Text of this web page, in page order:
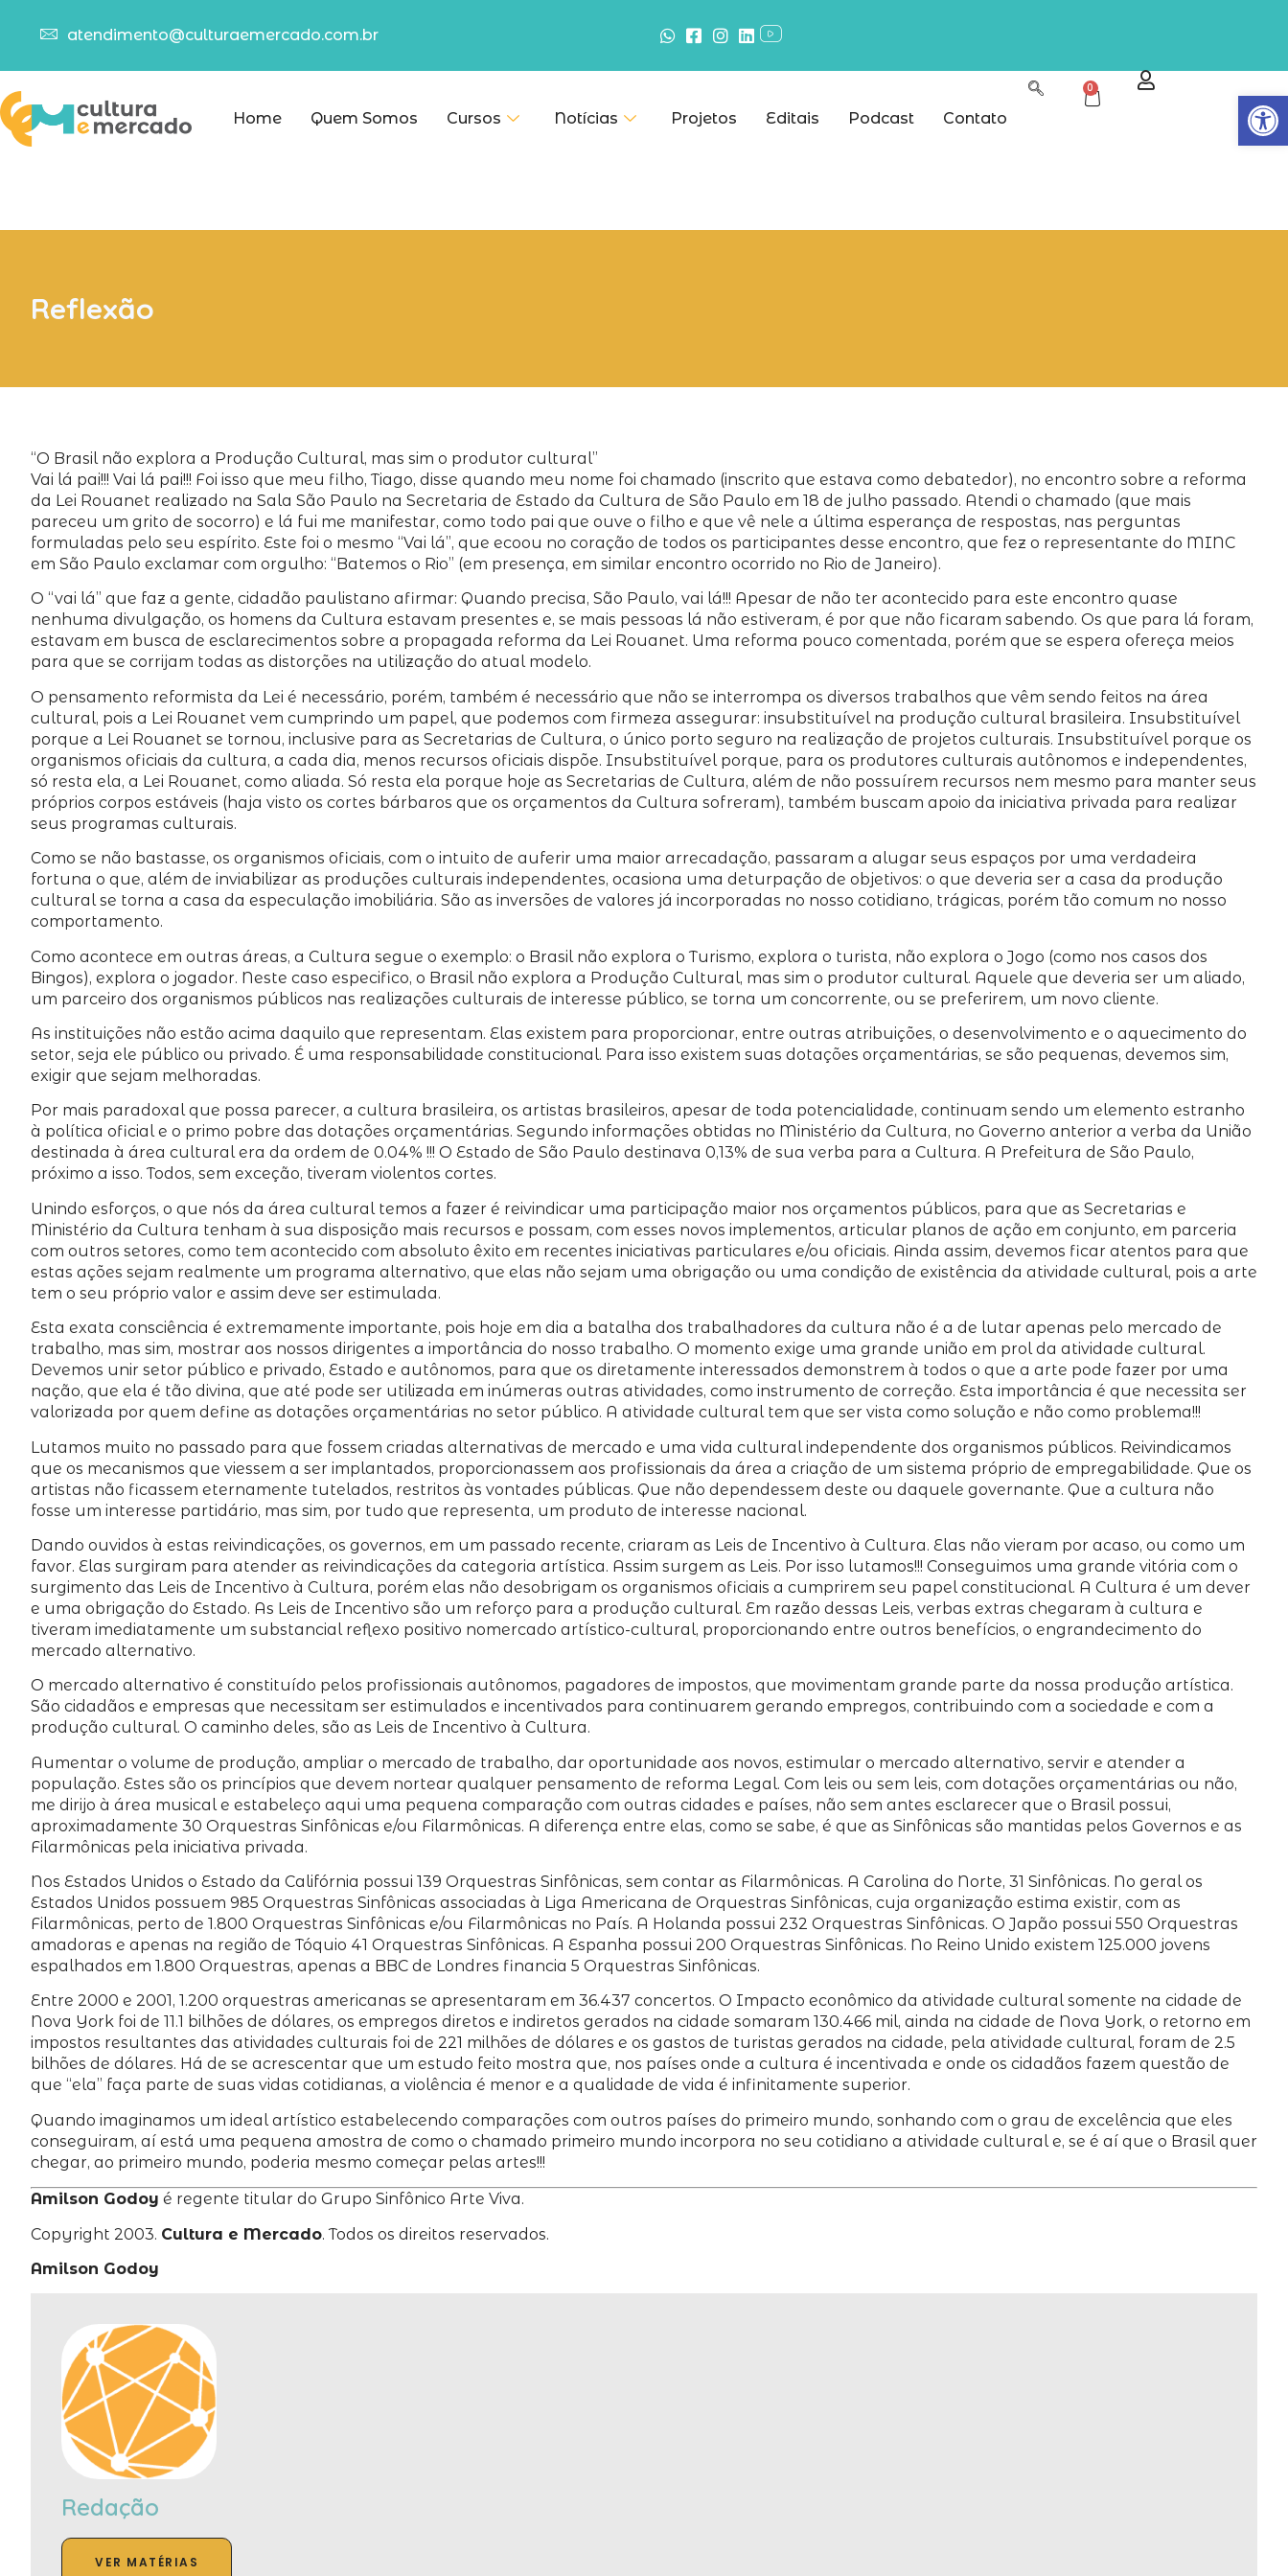
Abrir
atendimento@culturaemercado.com.br
Home Quem Somos Cursos Notícias Projetos Editais Podcast Contato
0
Reflexão
“O Brasil não explora a Produção Cultural, mas sim o produtor cultural”
Vai lá pai!!! Vai lá pai!!! Foi isso que meu filho, Tiago, disse quando meu nome foi chamado (inscrito que estava como debatedor), no encontro sobre a reforma
da Lei Rouanet realizado na Sala São Paulo na Secretaria de Estado da Cultura de São Paulo em 18 de julho passado. Atendi o chamado (que mais
pareceu um grito de socorro) e lá fui me manifestar, como todo pai que ouve o filho e que vê nele a última esperança de respostas, nas perguntas
formuladas pelo seu espírito. Este foi o mesmo “Vai lá”, que ecoou no coração de todos os participantes desse encontro, que fez o representante do MINC
em São Paulo exclamar com orgulho: “Batemos o Rio” (em presença, em similar encontro ocorrido no Rio de Janeiro).
O “vai lá” que faz a gente, cidadão paulistano afirmar: Quando precisa, São Paulo, vai lá!!! Apesar de não ter acontecido para este encontro quase
nenhuma divulgação, os homens da Cultura estavam presentes e, se mais pessoas lá não estiveram, é por que não ficaram sabendo. Os que para lá foram,
estavam em busca de esclarecimentos sobre a propagada reforma da Lei Rouanet. Uma reforma pouco comentada, porém que se espera ofereça meios
para que se corrijam todas as distorções na utilização do atual modelo.
O pensamento reformista da Lei é necessário, porém, também é necessário que não se interrompa os diversos trabalhos que vêm sendo feitos na área
cultural, pois a Lei Rouanet vem cumprindo um papel, que podemos com firmeza assegurar: insubstituível na produção cultural brasileira. Insubstituível
porque a Lei Rouanet se tornou, inclusive para as Secretarias de Cultura, o único porto seguro na realização de projetos culturais. Insubstituível porque os
organismos oficiais da cultura, a cada dia, menos recursos oficiais dispõe. Insubstituível porque, para os produtores culturais autônomos e independentes,
só resta ela, a Lei Rouanet, como aliada. Só resta ela porque hoje as Secretarias de Cultura, além de não possuírem recursos nem mesmo para manter seus
próprios corpos estáveis (haja visto os cortes bárbaros que os orçamentos da Cultura sofreram), também buscam apoio da iniciativa privada para realizar
seus programas culturais.
Como se não bastasse, os organismos oficiais, com o intuito de auferir uma maior arrecadação, passaram a alugar seus espaços por uma verdadeira
fortuna o que, além de inviabilizar as produções culturais independentes, ocasiona uma deturpação de objetivos: o que deveria ser a casa da produção
cultural se torna a casa da especulação imobiliária. São as inversões de valores já incorporadas no nosso cotidiano, trágicas, porém tão comum no nosso
comportamento.
Como acontece em outras áreas, a Cultura segue o exemplo: o Brasil não explora o Turismo, explora o turista, não explora o Jogo (como nos casos dos
Bingos), explora o jogador. Neste caso especifico, o Brasil não explora a Produção Cultural, mas sim o produtor cultural. Aquele que deveria ser um aliado,
um parceiro dos organismos públicos nas realizações culturais de interesse público, se torna um concorrente, ou se preferirem, um novo cliente.
As instituições não estão acima daquilo que representam. Elas existem para proporcionar, entre outras atribuições, o desenvolvimento e o aquecimento do
setor, seja ele público ou privado. É uma responsabilidade constitucional. Para isso existem suas dotações orçamentárias, se são pequenas, devemos sim,
exigir que sejam melhoradas.
Por mais paradoxal que possa parecer, a cultura brasileira, os artistas brasileiros, apesar de toda potencialidade, continuam sendo um elemento estranho
à política oficial e o primo pobre das dotações orçamentárias. Segundo informações obtidas no Ministério da Cultura, no Governo anterior a verba da União
destinada à área cultural era da ordem de 0.04% !!! O Estado de São Paulo destinava 0,13% de sua verba para a Cultura. A Prefeitura de São Paulo,
próximo a isso. Todos, sem exceção, tiveram violentos cortes.
Unindo esforços, o que nós da área cultural temos a fazer é reivindicar uma participação maior nos orçamentos públicos, para que as Secretarias e
Ministério da Cultura tenham à sua disposição mais recursos e possam, com esses novos implementos, articular planos de ação em conjunto, em parceria
com outros setores, como tem acontecido com absoluto êxito em recentes iniciativas particulares e/ou oficiais. Ainda assim, devemos ficar atentos para que
estas ações sejam realmente um programa alternativo, que elas não sejam uma obrigação ou uma condição de existência da atividade cultural, pois a arte
tem o seu próprio valor e assim deve ser estimulada.
Esta exata consciência é extremamente importante, pois hoje em dia a batalha dos trabalhadores da cultura não é a de lutar apenas pelo mercado de
trabalho, mas sim, mostrar aos nossos dirigentes a importância do nosso trabalho. O momento exige uma grande união em prol da atividade cultural.
Devemos unir setor público e privado, Estado e autônomos, para que os diretamente interessados demonstrem à todos o que a arte pode fazer por uma
nação, que ela é tão divina, que até pode ser utilizada em inúmeras outras atividades, como instrumento de correção. Esta importância é que necessita ser
valorizada por quem define as dotações orçamentárias no setor público. A atividade cultural tem que ser vista como solução e não como problema!!!
Lutamos muito no passado para que fossem criadas alternativas de mercado e uma vida cultural independente dos organismos públicos. Reivindicamos
que os mecanismos que viessem a ser implantados, proporcionassem aos profissionais da área a criação de um sistema próprio de empregabilidade. Que os
artistas não ficassem eternamente tutelados, restritos às vontades públicas. Que não dependessem deste ou daquele governante. Que a cultura não
fosse um interesse partidário, mas sim, por tudo que representa, um produto de interesse nacional.
Dando ouvidos à estas reivindicações, os governos, em um passado recente, criaram as Leis de Incentivo à Cultura. Elas não vieram por acaso, ou como um
favor. Elas surgiram para atender as reivindicações da categoria artística. Assim surgem as Leis. Por isso lutamos!!! Conseguimos uma grande vitória com o
surgimento das Leis de Incentivo à Cultura, porém elas não desobrigam os organismos oficiais a cumprirem seu papel constitucional. A Cultura é um dever
e uma obrigação do Estado. As Leis de Incentivo são um reforço para a produção cultural. Em razão dessas Leis, verbas extras chegaram à cultura e
tiveram imediatamente um substancial reflexo positivo nomercado artístico-cultural, proporcionando entre outros benefícios, o engrandecimento do
mercado alternativo.
O mercado alternativo é constituído pelos profissionais autônomos, pagadores de impostos, que movimentam grande parte da nossa produção artística.
São cidadãos e empresas que necessitam ser estimulados e incentivados para continuarem gerando empregos, contribuindo com a sociedade e com a
produção cultural. O caminho deles, são as Leis de Incentivo à Cultura.
Aumentar o volume de produção, ampliar o mercado de trabalho, dar oportunidade aos novos, estimular o mercado alternativo, servir e atender a
população. Estes são os princípios que devem nortear qualquer pensamento de reforma Legal. Com leis ou sem leis, com dotações orçamentárias ou não,
me dirijo à área musical e estabeleço aqui uma pequena comparação com outras cidades e países, não sem antes esclarecer que o Brasil possui,
aproximadamente 30 Orquestras Sinfônicas e/ou Filarmônicas. A diferença entre elas, como se sabe, é que as Sinfônicas são mantidas pelos Governos e as
Filarmônicas pela iniciativa privada.
Nos Estados Unidos o Estado da Califórnia possui 139 Orquestras Sinfônicas, sem contar as Filarmônicas. A Carolina do Norte, 31 Sinfônicas. No geral os
Estados Unidos possuem 985 Orquestras Sinfônicas associadas à Liga Americana de Orquestras Sinfônicas, cuja organização estima existir, com as
Filarmônicas, perto de 1.800 Orquestras Sinfônicas e/ou Filarmônicas no País. A Holanda possui 232 Orquestras Sinfônicas. O Japão possui 550 Orquestras
amadoras e apenas na região de Tóquio 41 Orquestras Sinfônicas. A Espanha possui 200 Orquestras Sinfônicas. No Reino Unido existem 125.000 jovens
espalhados em 1.800 Orquestras, apenas a BBC de Londres financia 5 Orquestras Sinfônicas.
Entre 2000 e 2001, 1.200 orquestras americanas se apresentaram em 36.437 concertos. O Impacto econômico da atividade cultural somente na cidade de
Nova York foi de 11.1 bilhões de dólares, os empregos diretos e indiretos gerados na cidade somaram 130.466 mil, ainda na cidade de Nova York, o retorno em
impostos resultantes das atividades culturais foi de 221 milhões de dólares e os gastos de turistas gerados na cidade, pela atividade cultural, foram de 2.5
bilhões de dólares. Há de se acrescentar que um estudo feito mostra que, nos países onde a cultura é incentivada e onde os cidadãos fazem questão de
que “ela” faça parte de suas vidas cotidianas, a violência é menor e a qualidade de vida é infinitamente superior.
Quando imaginamos um ideal artístico estabelecendo comparações com outros países do primeiro mundo, sonhando com o grau de excelência que eles
conseguiram, aí está uma pequena amostra de como o chamado primeiro mundo incorpora no seu cotidiano a atividade cultural e, se é aí que o Brasil quer
chegar, ao primeiro mundo, poderia mesmo começar pelas artes!!!
Amilson Godoy é regente titular do Grupo Sinfônico Arte Viva.
Copyright 2003. Cultura e Mercado. Todos os direitos reservados.
Amilson Godoy
Redação
VER MATÉRIAS